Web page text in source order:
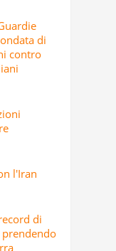
di
contro
l'Iran
di